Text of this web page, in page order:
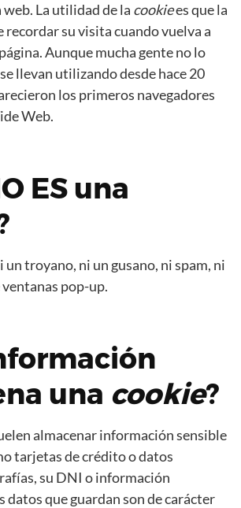
La utilidad de la cookiees que la
recordar su visita cuando vuelva a
Aunque mucha gente no lo
llevan utilizando desde hace 20
los primeros navegadores
Web.
ES una
un troyano, ni un gusano, ni spam, ni
pop-up.
una cookie?
almacenar información sensible
tarjetas de crédito o datos
su DNI o información
datos que guardan son de carácter